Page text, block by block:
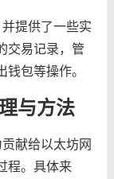
提供了一些实
交易记录，管
包等操作。
与方法
献给以太坊网
程。具体来